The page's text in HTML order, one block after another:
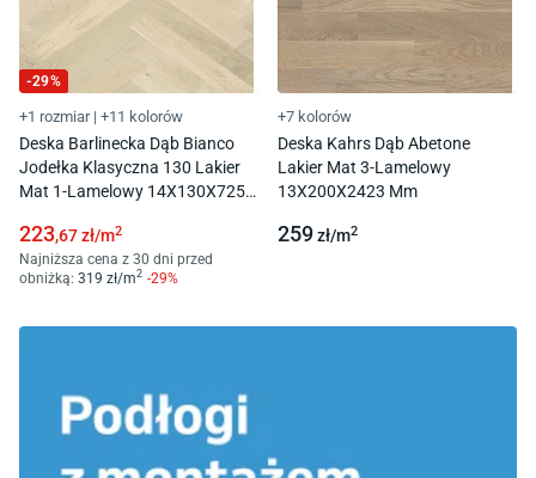
-29%
+1 rozmiar | +11 kolorów
Deska Barlinecka Dąb Bianco
Jodełka Klasyczna 130 Lakier
Mat 1-Lamelowy 14X130X725
223,67zł/m2
Najniższa cena z 30 dni przed
obniżką: 319 zł/m2 -29%
+7 kolorów
Deska Kahrs Dąb Abetone
Lakier Mat 3-Lamelowy
13X200X2423 Mm
259zł/m2